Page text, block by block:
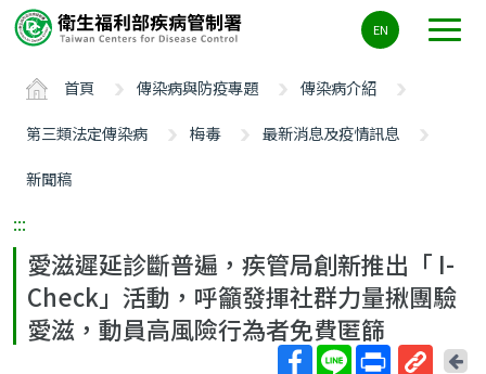
要
ALT+C
EN
首頁 傳染病與防疫專題
傳染病介紹
第三類法定傳染病
梅毒
最新消息及疫情訊息
新聞稿
:::
愛滋遲延診斷普遍，疾管局創新推出「 I-
Check」活動，呼籲發揮社群力量揪團驗
愛滋，動員高風險行為者免費匿篩
回